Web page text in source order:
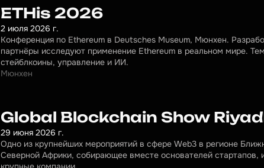
ETHis 2026
2 июля 2026 г.
Конференция по Ethereum в Deutsches Museum, Мюнхен.
партнёры исследуют применение Ethereum в реальном мире.
стейблкоины, управление и ИИ.
Мюнхен
Global Blockchain Show
29 июня 2026 г.
Одно из крупнейших мероприятий в сфере Web3 в регионе
Северной Африки, собирающее вместе основателей стартапов,